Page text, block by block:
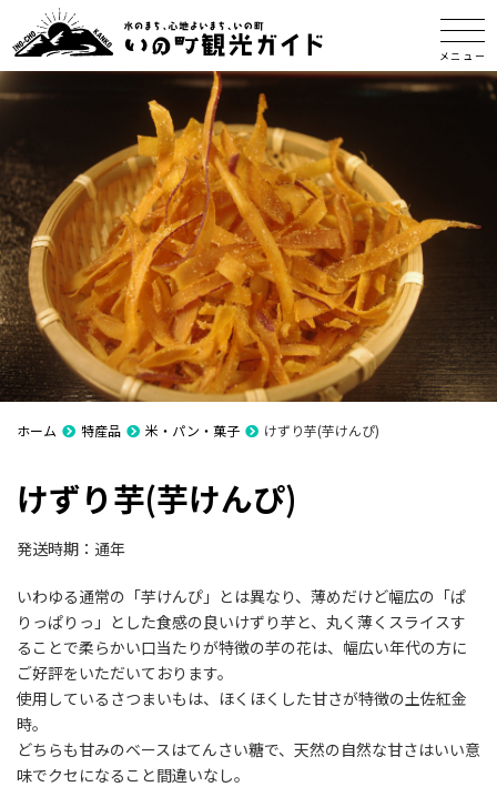
メニュー
けずり芋(芋けんぴ)
発送時期：通年
いわゆる通常の「芋けんぴ」とは異なり、薄めだけど幅広の「ぱ
りっぱりっ」とした食感の良いけずり芋と、丸く薄くスライスす
ることで柔らかい口当たりが特徴の芋の花は、幅広い年代の方に
ご好評をいただいております。
使用しているさつまいもは、ほくほくした甘さが特徴の土佐紅金
時。
どちらも甘みのベースはてんさい糖で、天然の自然な甘さはいい意
味でクセになること間違いなし。
ホーム 特産品 米・パン・菓子 けずり芋(芋けんぴ)